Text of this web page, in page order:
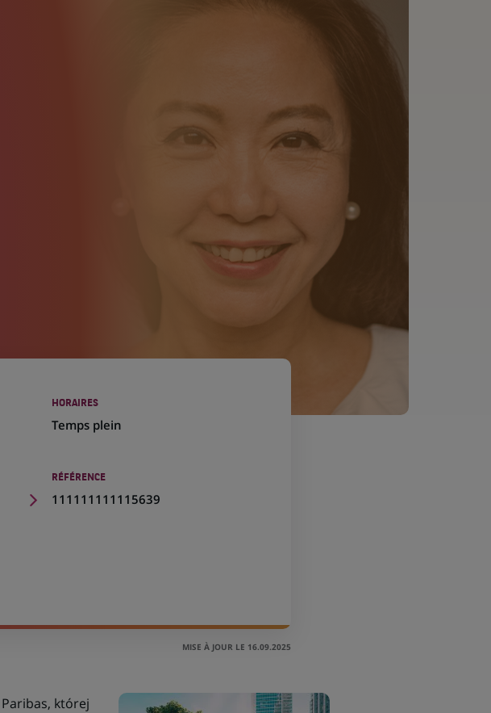
HORAIRES
Temps plein
RÉFÉRENCE
111111111115639
MISE À JOUR LE 16.09.2025
której